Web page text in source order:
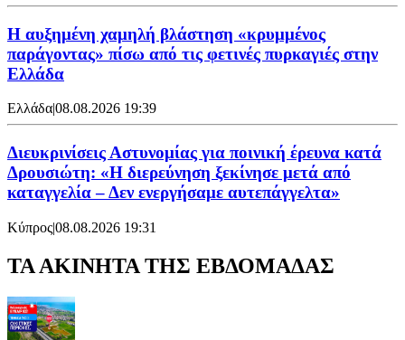
Η αυξημένη χαμηλή βλάστηση «κρυμμένος
παράγοντας» πίσω από τις φετινές πυρκαγιές στην
Ελλάδα
Ελλάδα|08.08.2026 19:39
Διευκρινίσεις Αστυνομίας για ποινική έρευνα κατά
Δρουσιώτη: «Η διερεύνηση ξεκίνησε μετά από
καταγγελία – Δεν ενεργήσαμε αυτεπάγγελτα»
Κύπρος|08.08.2026 19:31
ΤΑ ΑΚΙΝΗΤΑ ΤΗΣ ΕΒΔΟΜΑΔΑΣ